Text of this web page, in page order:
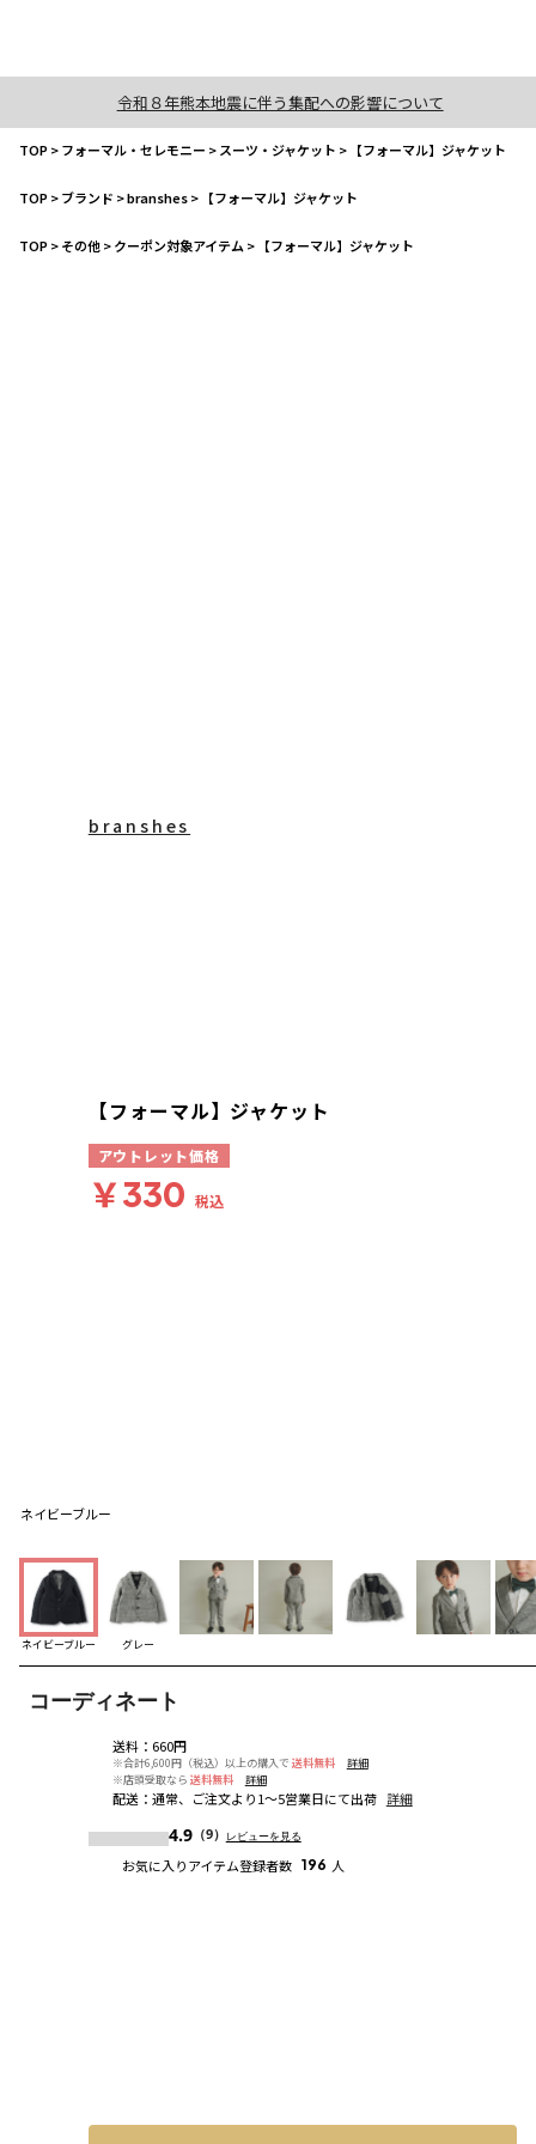
令和８年熊本地震に伴う集配への影響について
TOP>フォーマル・セレモニー >スーツ・ジャケット > 【フォーマル】ジャケット
TOP>ブランド >branshes> 【フォーマル】ジャケット
TOP>その他>クーポン対象アイテム > 【フォーマル】ジャケット
ネイビーブルー
ネイビーブルー グレー
コーディネート
送料： 660円
※合計6,600円（税込）以上の購入で 送料無料
詳細
※店頭受取なら 送料無料 詳細
配送： 通常、ご注文より1～5営業日にて出荷 詳細
4.9（9） レビューを見る
お気に入りアイテム登録者数 196 人
branshes
【フォーマル】ジャケット
アウトレット価格
￥330 税込